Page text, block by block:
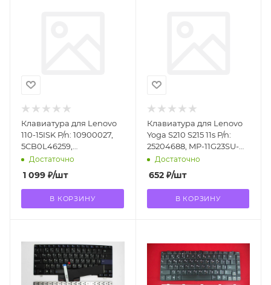
Клавиатура для Lenovo
110-15ISK P/n: 10900027,
5CB0L46259,
PK1311S3A05, PM5
Достаточно
1 099 ₽/шт
В КОРЗИНУ
Клавиатура для Lenovo
Yoga S210 S215 11s P/n:
25204688, MP-11G23SU-
6862, T1A1-RU
Достаточно
652₽/шт
В КОРЗИНУ